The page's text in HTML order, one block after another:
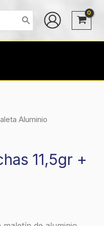
Aluminio
11,5gr +